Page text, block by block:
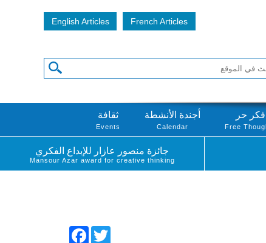
English Articles French Articles
فكر حر
Free
أجندة الأنشطة
Calendar
ثقافة
Events
جائزة منصور عازار للإبداع الفكري
Mansour Azar award for creative thinking
FacebookTwitter